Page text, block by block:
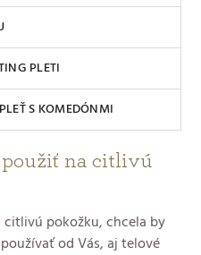
PLETI
S KOMEDÓNMI
na citlivú
pokožku, chcela by
od Vás, aj telové